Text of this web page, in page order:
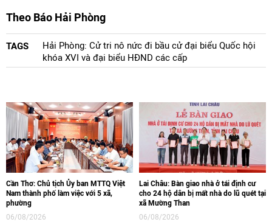
Theo Báo Hải Phòng
TAGS
Hải Phòng: Cử tri nô nức đi bầu cử đại biểu Quốc hội
khóa XVI và đại biểu HĐND các cấp
Cần Thơ: Chủ tịch Ủy ban MTTQ Việt
Nam thành phố làm việc với 5 xã,
phường
06/08/2026
Lai Châu: Bàn giao nhà ở tái định cư
cho 24 hộ dân bị mất nhà do lũ quét tại
xã Mường Than
06/08/2026